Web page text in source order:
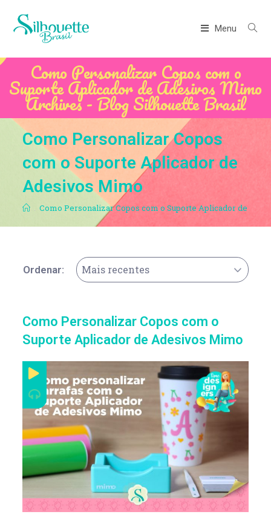
Menu
Como Personalizar Copos com o
Suporte Aplicador de Adesivos Mimo
Archives - Blog Silhouette Brasil
Como Personalizar Copos
com o Suporte Aplicador de
Adesivos Mimo
. Como Personalizar Copos com o Suporte Aplicador de
Ordenar: Mais recentes
Como Personalizar Copos com o
Suporte Aplicador de Adesivos Mimo